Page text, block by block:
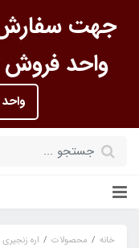
جهت سفارش
واحد
واحد
خانه محصولات اره زنجیری